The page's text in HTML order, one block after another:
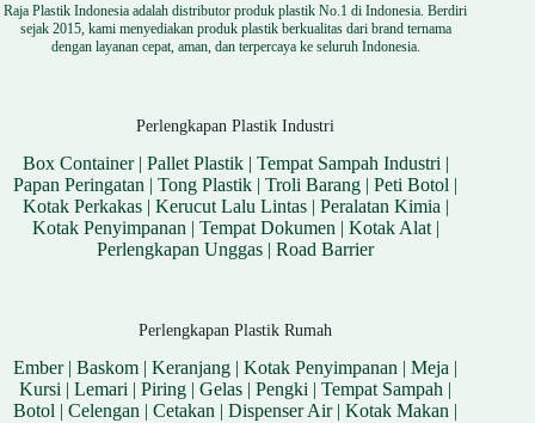
Raja Plastik Indonesia adalah distributor produk plastik No.1 di Indonesia. Berdiri
sejak 2015, kami menyediakan produk plastik berkualitas dari brand ternama
dengan layanan cepat, aman, dan terpercaya ke seluruh Indonesia.
Perlengkapan Plastik Industri
Box Container| Pallet Plastik| Tempat Sampah Industri |
Papan Peringatan |Tong Plastik |Troli Barang |Peti Botol |
Kotak Perkakas| Kerucut Lalu Lintas| Peralatan Kimia |
Kotak Penyimpanan | Tempat Dokumen | Kotak Alat|
Perlengkapan Unggas |Road Barrier
Perlengkapan Plastik Rumah
Ember|Baskom |Keranjang |Kotak Penyimpanan |Meja |
Kursi |Lemari |Piring |Gelas |Pengki |Tempat Sampah |
Botol |Celengan |Cetakan |Dispenser Air|Kotak Makan |